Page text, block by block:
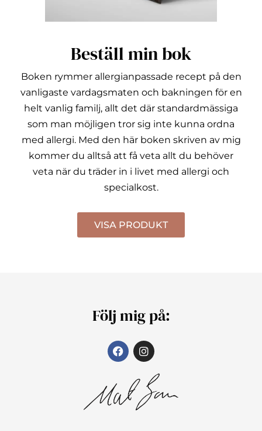
Beställ min bok
Boken rymmer allergianpassade recept på den
vanligaste vardagsmaten och bakningen för en
helt vanlig familj, allt det där standardmässiga
som man möjligen tror sig inte kunna ordna
med allergi. Med den här boken skriven av mig
kommer du alltså att få veta allt du behöver
veta när du träder in i livet med allergi och
specialkost.
VISA PRODUKT
Följ mig på: